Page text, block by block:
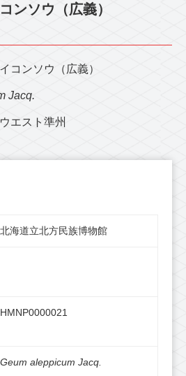
ンソウ（広義）
コンソウ（広義）
Jacq.
エスト準州
北海道立北方民族博物館
HMNP0000021
Geum aleppicum Jacq.